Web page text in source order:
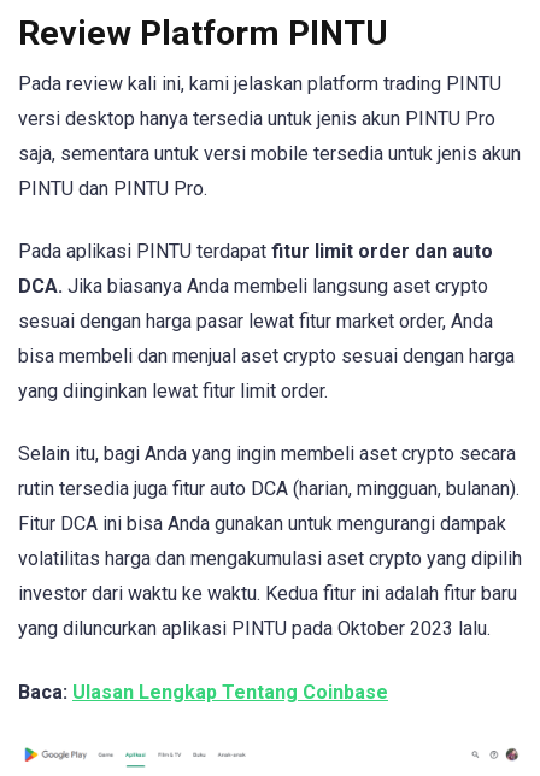
Review Platform PINTU
Pada review kali ini, kami jelaskan platform trading PINTU
versi desktop hanya tersedia untuk jenis akun PINTU Pro
saja, sementara untuk versi mobile tersedia untuk jenis akun
PINTU dan PINTU Pro.
Pada aplikasi PINTU terdapat fitur limit order dan auto
DCA. Jika biasanya Anda membeli langsung aset crypto
sesuai dengan harga pasar lewat fitur market order, Anda
bisa membeli dan menjual aset crypto sesuai dengan harga
yang diinginkan lewat fitur limit order.
Selain itu, bagi Anda yang ingin membeli aset crypto secara
rutin tersedia juga fitur auto DCA (harian, mingguan, bulanan).
Fitur DCA ini bisa Anda gunakan untuk mengurangi dampak
volatilitas harga dan mengakumulasi aset crypto yang dipilih
investor dari waktu ke waktu. Kedua fitur ini adalah fitur baru
yang diluncurkan aplikasi PINTU pada Oktober 2023 lalu.
Baca: Ulasan Lengkap Tentang Coinbase